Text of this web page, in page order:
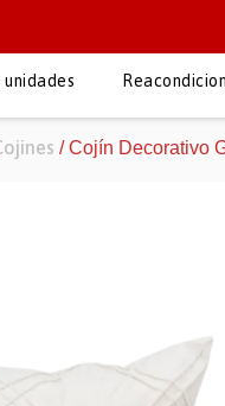
/ Cojín Decorativo